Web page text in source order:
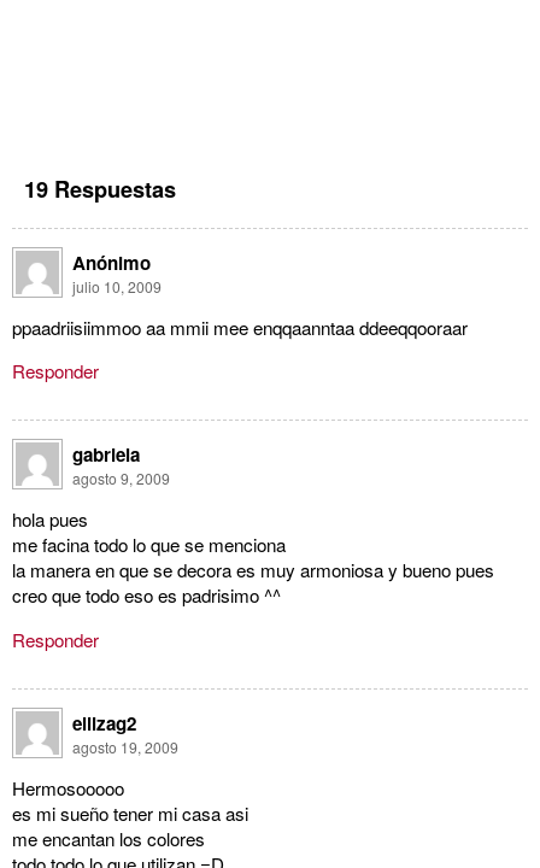
19 Respuestas
Anónimo
julio 10, 2009
ppaadriisiimmoo aa mmii mee enqqaanntaa ddeeqqooraar
Responder
gabriela
agosto 9, 2009
hola pues
me facina todo lo que se menciona
la manera en que se decora es muy armoniosa y bueno pues
creo que todo eso es padrisimo ^^
Responder
eliizag2
agosto 19, 2009
Hermosooooo
es mi sueño tener mi casa asi
me encantan los colores